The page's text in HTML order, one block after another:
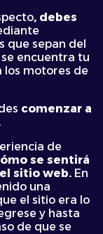
, debes
que sepan del
encuentra tu
los motores de
comenzar a
de
se sentirá
sitio web. En
una
el sitio era lo
y hasta
de que se